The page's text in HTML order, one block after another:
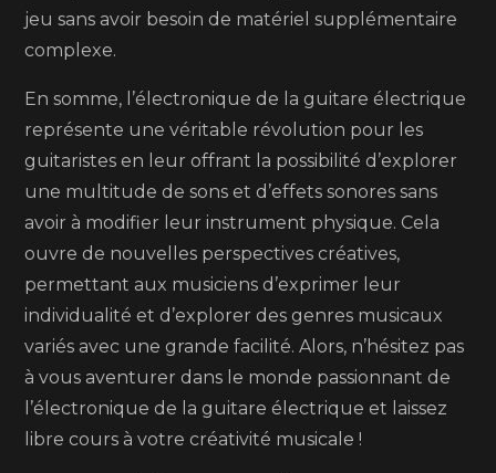
jeu sans avoir besoin de matériel supplémentaire
complexe.
En somme, l’électronique de la guitare électrique
représente une véritable révolution pour les
guitaristes en leur offrant la possibilité d’explorer
une multitude de sons et d’effets sonores sans
avoir à modifier leur instrument physique. Cela
ouvre de nouvelles perspectives créatives,
permettant aux musiciens d’exprimer leur
individualité et d’explorer des genres musicaux
variés avec une grande facilité. Alors, n’hésitez pas
à vous aventurer dans le monde passionnant de
l’électronique de la guitare électrique et laissez
libre cours à votre créativité musicale !